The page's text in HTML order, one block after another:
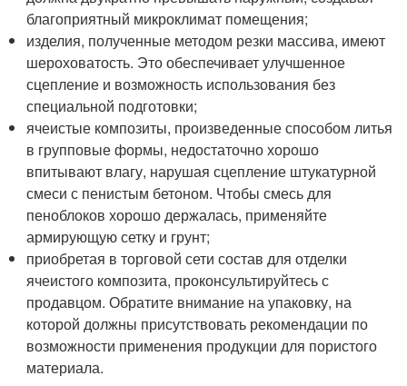
благоприятный микроклимат помещения;
изделия, полученные методом резки массива, имеют
шероховатость. Это обеспечивает улучшенное
сцепление и возможность использования без
специальной подготовки;
ячеистые композиты, произведенные способом литья
в групповые формы, недостаточно хорошо
впитывают влагу, нарушая сцепление штукатурной
смеси с пенистым бетоном. Чтобы смесь для
пеноблоков хорошо держалась, применяйте
армирующую сетку и грунт;
приобретая в торговой сети состав для отделки
ячеистого композита, проконсультируйтесь с
продавцом. Обратите внимание на упаковку, на
которой должны присутствовать рекомендации по
возможности применения продукции для пористого
материала.